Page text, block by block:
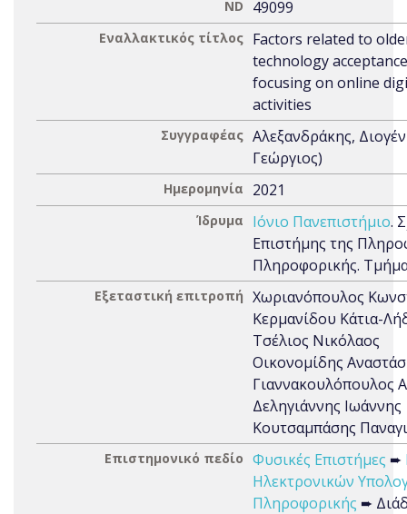
ND 49099
Εναλλακτικός τίτλος Factors related to
technology
focusing on online
activities
Συγγραφέας Αλεξανδράκης,
Γεώργιος)
Ημερομηνία 2021
Ίδρυμα Ιόνιο Πανεπιστήμιο.
Επιστήμης της
Πληροφορικής.
Εξεταστική επιτροπή Χωριανόπουλος
Κερμανίδου Κάτια-
Τσέλιος Νικόλαος
Οικονομίδης
Γιαννακουλόπουλος
Δεληγιάννης Ιωάννης
Κουτσαμπάσης
Επιστημονικό πεδίο Φυσικές Επιστήμες ➨
Ηλεκτρονικών
Πληροφορικής ➨